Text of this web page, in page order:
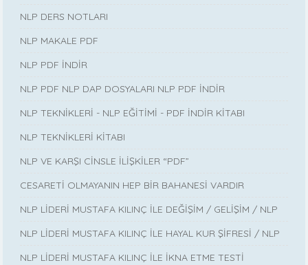
NLP DERS NOTLARI
NLP MAKALE PDF
NLP PDF İNDİR
NLP PDF NLP DAP DOSYALARI NLP PDF İNDİR
NLP TEKNİKLERİ - NLP EĞİTİMİ - PDF İNDİR KİTABI
NLP TEKNİKLERİ KİTABI
NLP VE KARŞI CİNSLE İLİŞKİLER “PDF”
CESARETİ OLMAYANIN HEP BİR BAHANESİ VARDIR
NLP LİDERİ MUSTAFA KILINÇ İLE DEĞİŞİM / GELİŞİM / NLP
NLP LİDERİ MUSTAFA KILINÇ İLE HAYAL KUR ŞİFRESİ / NLP
NLP LİDERİ MUSTAFA KILINÇ İLE İKNA ETME TESTİ